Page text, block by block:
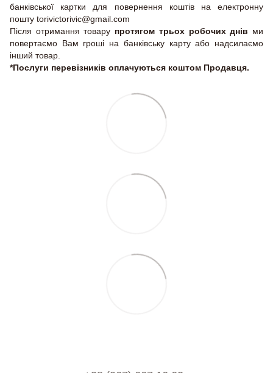
банківської картки для повернення коштів на електронну
пошту torivictorivic@gmail.com
Після отримання товару протягом трьох робочих днів ми
повертаємо Вам гроші на банківську карту або надсилаємо
інший товар.
*Послуги перевізників оплачуються коштом Продавця.